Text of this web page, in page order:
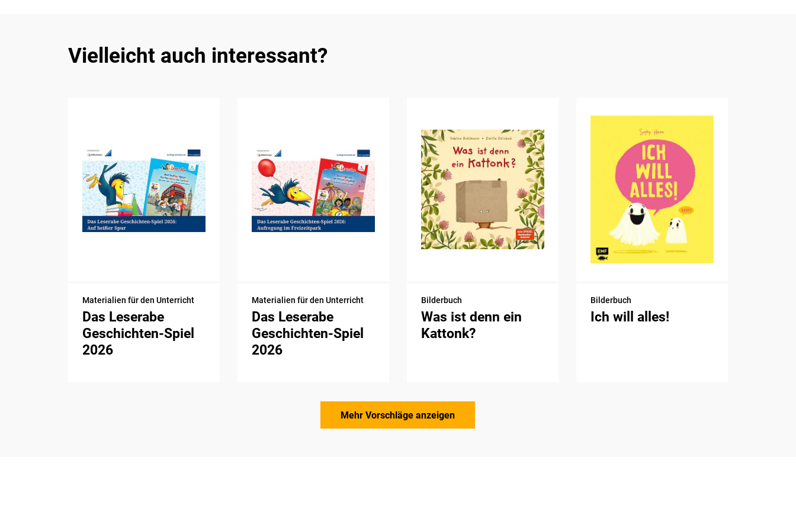
Vielleicht auch interessant?
Materialien für den Unterricht
Das Leserabe
Geschichten-Spiel
2026
Materialien für den Unterricht
Das Leserabe
Geschichten-Spiel
2026
Bilderbuch
Was ist denn ein
Kattonk?
Bilderbuch
Ich will alles!
Mehr Vorschläge anzeigen